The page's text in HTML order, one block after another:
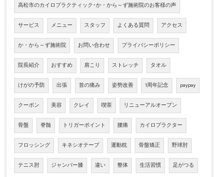
高松市のカイロプラクティック･か・から～ず施術院のお客様の声
サービス メニュー スタッフ よくある質問 アクセス
か・から～ず施術院 お問い合わせ プライバシーポリシー
院長紹介 おすすめ 肩こり ストレッチ タオル
けがの予防 出張 首の痛み 姿勢改善 1周年記念 paypay
クーポン 美容 クレイ 喫茶 リニューアルオープン
骨盤 脊髄 トリガーポイント 腰痛 カイロプラクター
フロッシング キネシオテープ 運動枕 骨盤矯正 野球肘
テニス肘 ジャンパー膝 違い 整体 生活習慣 足がつる